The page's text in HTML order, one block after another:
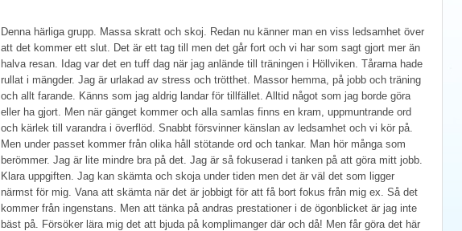
Denna härliga grupp. Massa skratt och skoj. Redan nu känner man en viss ledsamhet över
att det kommer ett slut. Det är ett tag till men det går fort och vi har som sagt gjort mer än
halva resan. Idag var det en tuff dag när jag anlände till träningen i Höllviken. Tårarna hade
rullat i mängder. Jag är urlakad av stress och trötthet. Massor hemma, på jobb och träning
och allt farande. Känns som jag aldrig landar för tillfället. Alltid något som jag borde göra
eller ha gjort. Men när gänget kommer och alla samlas finns en kram, uppmuntrande ord
och kärlek till varandra i överflöd. Snabbt försvinner känslan av ledsamhet och vi kör på.
Men under passet kommer från olika håll stötande ord och tankar. Man hör många som
berömmer. Jag är lite mindre bra på det. Jag är så fokuserad i tanken på att göra mitt jobb.
Klara uppgiften. Jag kan skämta och skoja under tiden men det är väl det som ligger
närmst för mig. Vana att skämta när det är jobbigt för att få bort fokus från mig ex. Så det
kommer från ingenstans. Men att tänka på andras prestationer i de ögonblicket är jag inte
bäst på. Försöker lära mig det att bjuda på komplimanger där och då! Men får göra det här